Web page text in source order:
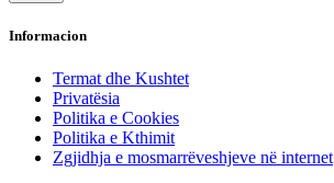
Informacion
Termat dhe Kushtet
Privatësia
Politika e Cookies
Politika e Kthimit
Zgjidhja e mosmarrëveshjeve në internet